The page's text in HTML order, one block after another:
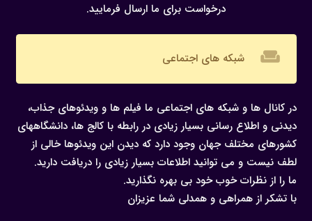
درخواست برای ما ارسال فرمایید.
weekend شبکه های اجتماعی
در کانال ها و شبکه های اجتماعی ما فیلم ها و ویدئوهای جذاب،
دیدنی و اطلاع رسانی بسیار زیادی در رابطه با کالج ها، دانشگاههای
کشورهای مختلف جهان وجود دارد که دیدن این ویدئوها خالی از
لطف نیست و می توانید اطلاعات بسیار زیادی را دریافت دارید.
ما را از نظرات خوب خود بی بهره نگذارید.
با تشکر از همراهی و همدلی شما عزیزان